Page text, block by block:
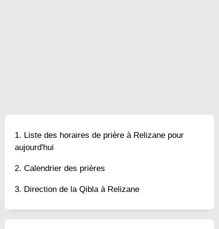
Liste des horaires de prière à Relizane pour
aujourd'hui
Calendrier des prières
Direction de la Qibla à Relizane